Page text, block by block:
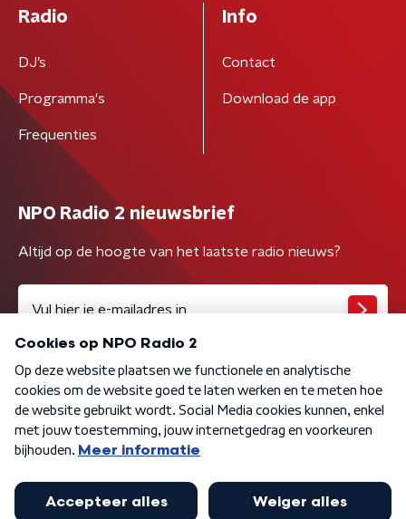
Radio
DJ’s
Programma's
Frequenties
Info
Contact
Download de app
NPO Radio 2 nieuwsbrief
Altijd op de hoogte van het laatste radio nieuws?
Algemene voorwaarden